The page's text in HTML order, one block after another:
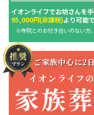
イオンライフでお坊さんを
95,000円(非課税)より可能
※寺院とのお付き合いのない方
ご家族中心に2
イオンライフの
家族葬